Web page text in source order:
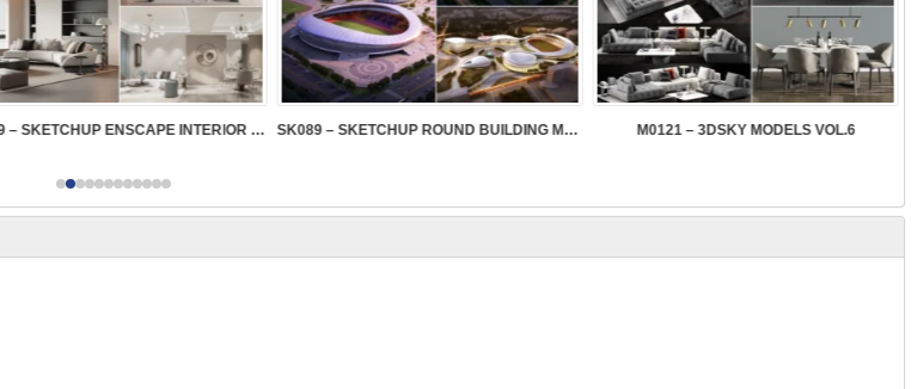
SK099 – SKETCHUP ENSCAPE INTERIOR VOL.2 SK089 – SKETCHUP ROUND BUILDING MODELS M0121 – 3DSKY MODELS VOL.6